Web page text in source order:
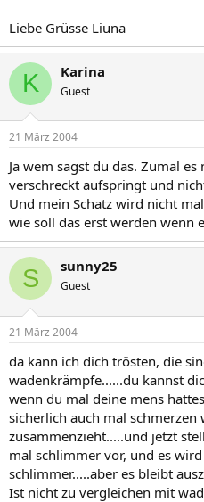
Liebe Grüsse Liuna
K Karina
Guest
21 März 2004
Ja wem sagst du das. Zumal
verschreckt aufspringt und
Und mein Schatz wird nicht
wie soll das erst werden wenn
S sunny25
Guest
21 März 2004
da kann ich dich trösten, die
wadenkrämpfe......du kannst
wenn du mal deine mens
sicherlich auch mal
zusammenzieht.....und jetzt
mal schlimmer vor, und es
schlimmer.....aber es bleibt
Ist nicht zu vergleichen mit